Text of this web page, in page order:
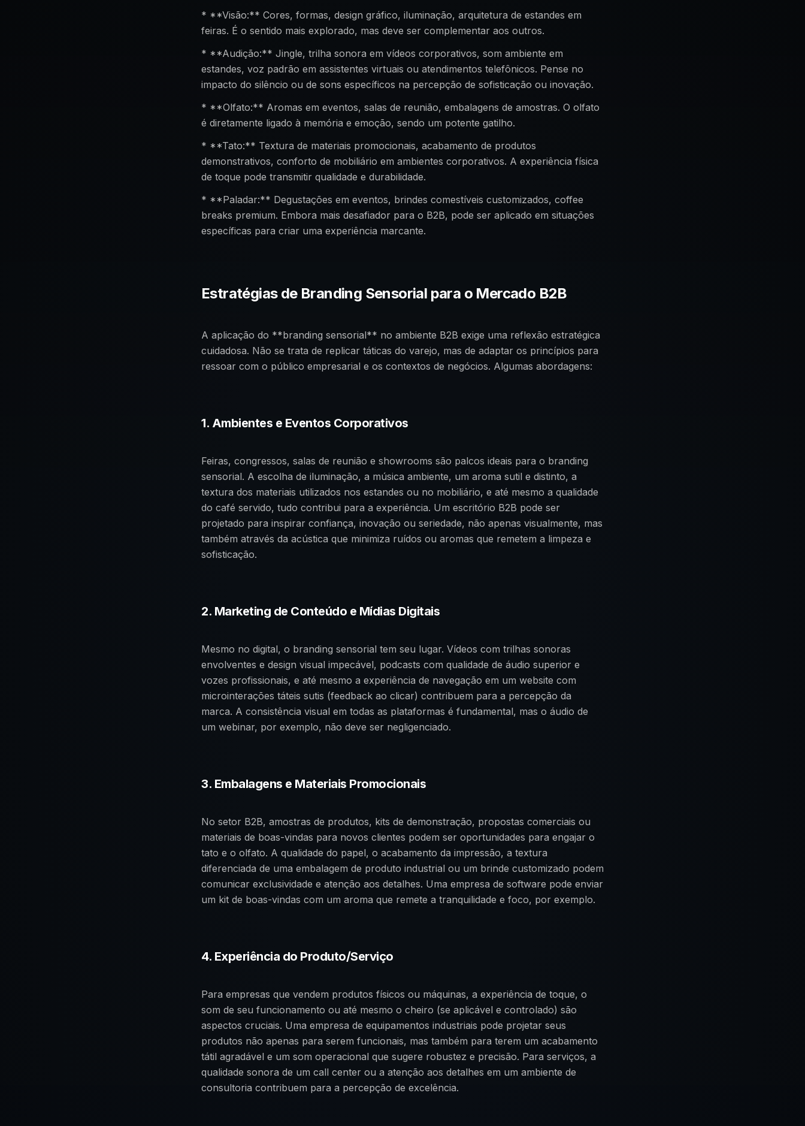
* **Visão:** Cores, formas, design gráfico, iluminação, arquitetura de estandes em
feiras. É o sentido mais explorado, mas deve ser complementar aos outros.
* **Audição:** Jingle, trilha sonora em vídeos corporativos, som ambiente em
estandes, voz padrão em assistentes virtuais ou atendimentos telefônicos. Pense no
impacto do silêncio ou de sons específicos na percepção de sofisticação ou inovação.
* **Olfato:** Aromas em eventos, salas de reunião, embalagens de amostras. O olfato
é diretamente ligado à memória e emoção, sendo um potente gatilho.
* **Tato:** Textura de materiais promocionais, acabamento de produtos
demonstrativos, conforto de mobiliário em ambientes corporativos. A experiência física
de toque pode transmitir qualidade e durabilidade.
* **Paladar:** Degustações em eventos, brindes comestíveis customizados, coffee
breaks premium. Embora mais desafiador para o B2B, pode ser aplicado em situações
específicas para criar uma experiência marcante.
Estratégias de Branding Sensorial para o Mercado B2B
A aplicação do **branding sensorial** no ambiente B2B exige uma reflexão estratégica
cuidadosa. Não se trata de replicar táticas do varejo, mas de adaptar os princípios para
ressoar com o público empresarial e os contextos de negócios. Algumas abordagens:
1. Ambientes e Eventos Corporativos
Feiras, congressos, salas de reunião e showrooms são palcos ideais para o branding
sensorial. A escolha de iluminação, a música ambiente, um aroma sutil e distinto, a
textura dos materiais utilizados nos estandes ou no mobiliário, e até mesmo a qualidade
do café servido, tudo contribui para a experiência. Um escritório B2B pode ser
projetado para inspirar confiança, inovação ou seriedade, não apenas visualmente, mas
também através da acústica que minimiza ruídos ou aromas que remetem a limpeza e
sofisticação.
2. Marketing de Conteúdo e Mídias Digitais
Mesmo no digital, o branding sensorial tem seu lugar. Vídeos com trilhas sonoras
envolventes e design visual impecável, podcasts com qualidade de áudio superior e
vozes profissionais, e até mesmo a experiência de navegação em um website com
microinterações táteis sutis (feedback ao clicar) contribuem para a percepção da
marca. A consistência visual em todas as plataformas é fundamental, mas o áudio de
um webinar, por exemplo, não deve ser negligenciado.
3. Embalagens e Materiais Promocionais
No setor B2B, amostras de produtos, kits de demonstração, propostas comerciais ou
materiais de boas-vindas para novos clientes podem ser oportunidades para engajar o
tato e o olfato. A qualidade do papel, o acabamento da impressão, a textura
diferenciada de uma embalagem de produto industrial ou um brinde customizado podem
comunicar exclusividade e atenção aos detalhes. Uma empresa de software pode enviar
um kit de boas-vindas com um aroma que remete a tranquilidade e foco, por exemplo.
4. Experiência do Produto/Serviço
Para empresas que vendem produtos físicos ou máquinas, a experiência de toque, o
som de seu funcionamento ou até mesmo o cheiro (se aplicável e controlado) são
aspectos cruciais. Uma empresa de equipamentos industriais pode projetar seus
produtos não apenas para serem funcionais, mas também para terem um acabamento
tátil agradável e um som operacional que sugere robustez e precisão. Para serviços, a
qualidade sonora de um call center ou a atenção aos detalhes em um ambiente de
consultoria contribuem para a percepção de excelência.